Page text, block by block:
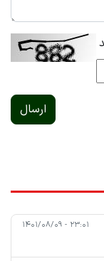
ارسال
۲۳:۰۱ - ۱۴۰۱/۰۸/۰۹